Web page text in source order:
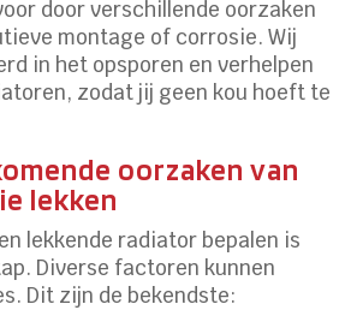
door verschillende oorzaken
montage of corrosie. Wij
in het opsporen en verhelpen
zodat jij geen kou hoeft te
oorzaken van
lekken
lekkende radiator bepalen is
Diverse factoren kunnen
Dit zijn de bekendste: